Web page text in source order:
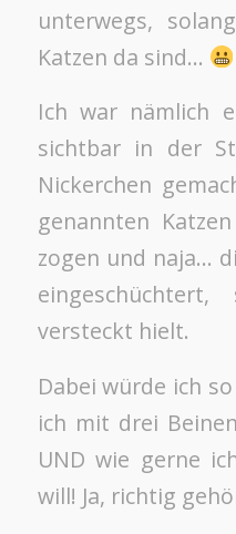
unterwegs,
Katzen da sind…
Ich war nämlich
sichtbar in der
Nickerchen
genannten
zogen und naja…
versteckt hielt.
Dabei würde ich
ich mit drei
UND wie gerne
will! Ja, richtig